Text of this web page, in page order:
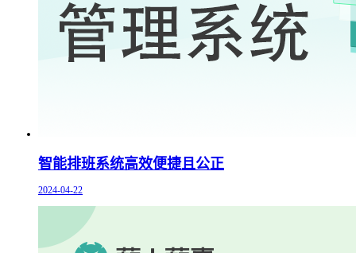
智能排班系统高效便捷且公正
2024-04-22